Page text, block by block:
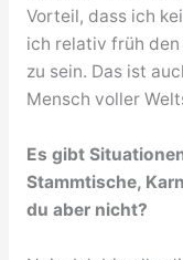
Vorteil, dass ich
ich relativ früh
zu sein. Das ist
Mensch voller
Es gibt
Stammtische,
du aber nicht?